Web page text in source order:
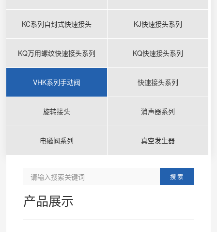
KC系列自封式快速接头 KJ快速接头系列
KQ万用螺纹快速接头系列 KQ快速接头系列
VHK系列手动阀 快速接头系列
旋转接头 消声器系列
电磁阀系列 真空发生器
搜 索
产品展示